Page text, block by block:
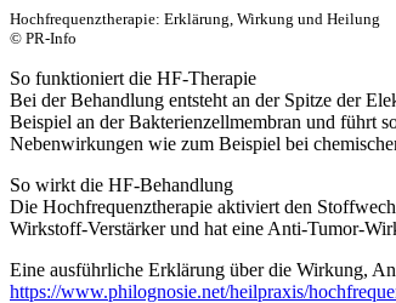
Hochfrequenztherapie: Erklärung, Wirkung und Heilung
© PR-Info
So funktioniert die HF-Therapie
Bei der Behandlung entsteht an der Spitze der
Beispiel an der Bakterienzellmembran und führt
Nebenwirkungen wie zum Beispiel bei
So wirkt die HF-Behandlung
Die Hochfrequenztherapie aktiviert den
Wirkstoff-Verstärker und hat eine Anti-Tumor-
Eine ausführliche Erklärung über die Wirkung,
https://www.philognosie.net/heilpraxis/